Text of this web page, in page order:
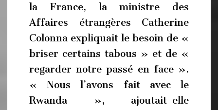
la France, la ministre des
Affaires étrangères Catherine
Colonna expliquait le besoin de «
briser certains tabous » et de «
regarder notre passé en face ».
« Nous l’avons fait avec le
Rwanda », ajoutait-elle